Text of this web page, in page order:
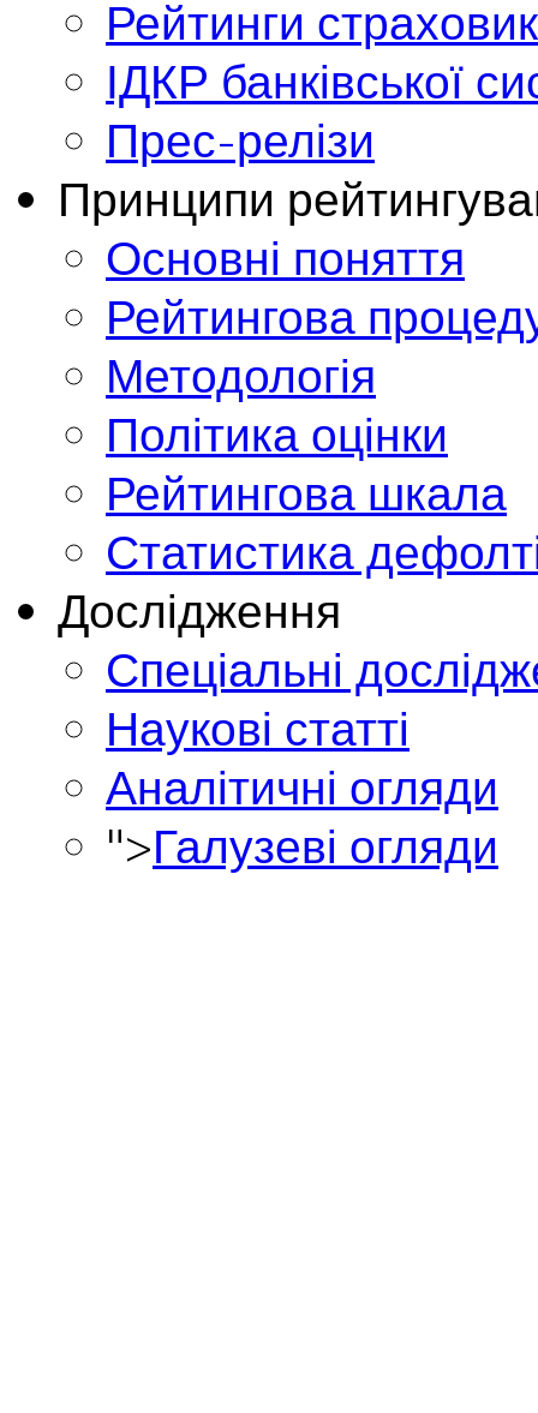
Рейтинги
ІДКР банківської
Прес-релізи
Принципи
Основні поняття
Рейтингова
Методологія
Політика оцінки
Рейтингова шкала
Статистика
Дослідження
Спеціальні
Наукові статті
Аналітичні огляди
">Галузеві огляди